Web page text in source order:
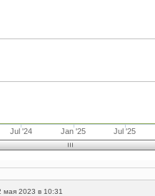
Jul '24 Jan '25 Jul '25
мая 2023 в 10:31